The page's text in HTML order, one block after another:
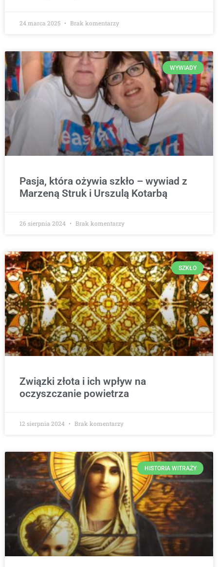
24 marca 2025 Brak komentarzy
WYWIADY
Pasja, która ożywia szkło – wywiad z
Marzeną Struk i Urszulą Kotarbą
26 sierpnia 2024 Brak komentarzy
SZKŁO
Związki złota i ich wpływ na
oczyszczanie powietrza
12 sierpnia 2024 Brak komentarzy
HISTORIA WITRAŻY